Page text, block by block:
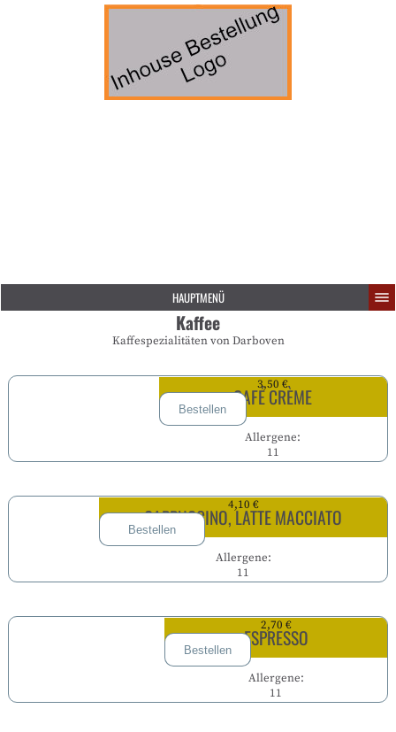
HAUPTMENÜ
Kaffee
Kaffespezialitäten von Darboven
CAFÉ CRÈME
3,50 €
Bestellen
Allergene:
11
CAPPUCCINO, LATTE MACCIATO
4,10 €
Bestellen
Allergene:
11
ESPRESSO
2,70 €
Bestellen
Allergene:
11